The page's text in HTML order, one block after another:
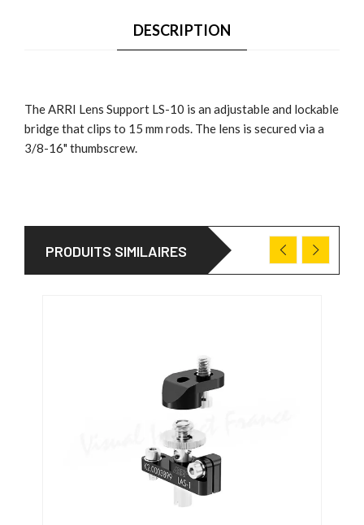
DESCRIPTION
The ARRI Lens Support LS-10 is an adjustable and lockable
bridge that clips to 15 mm rods. The lens is secured via a
3/8-16" thumbscrew.
PRODUITS SIMILAIRES